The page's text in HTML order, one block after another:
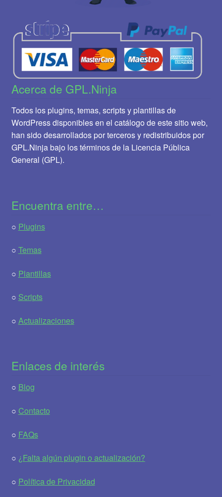
Acerca de GPL.Ninja
Todos los plugins, temas, scripts y plantillas de
WordPress disponibles en el catálogo de este sitio web,
han sido desarrollados por terceros y redistribuidos por
GPL.Ninja bajo los términos de la Licencia Pública
General (GPL).
Encuentra entre…
○ Plugins
○ Temas
○ Plantillas
○ Scripts
○ Actualizaciones
Enlaces de interés
○ Blog
○ Contacto
○ FAQs
○ ¿Falta algún plugin o actualización?
○ Política de Privacidad